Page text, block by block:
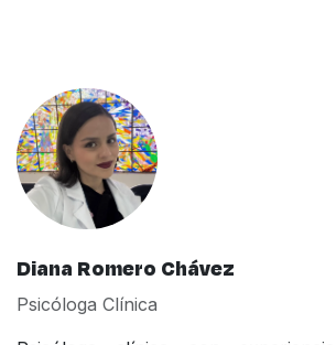
Diana Romero Chávez
Psicóloga Clínica